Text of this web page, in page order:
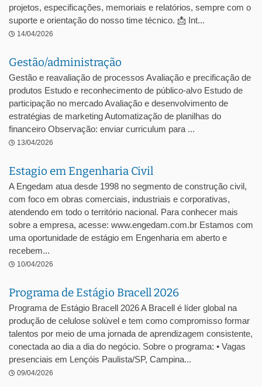
projetos, especificações, memoriais e relatórios, sempre com o
suporte e orientação do nosso time técnico. 📩 Int...
14/04/2026
Gestão/administração
Gestão e reavaliação de processos Avaliação e precificação de
produtos Estudo e reconhecimento de público-alvo Estudo de
participação no mercado Avaliação e desenvolvimento de
estratégias de marketing Automatização de planilhas do
financeiro Observação: enviar curriculum para ...
13/04/2026
Estagio em Engenharia Civil
A Engedam atua desde 1998 no segmento de construção civil,
com foco em obras comerciais, industriais e corporativas,
atendendo em todo o território nacional. Para conhecer mais
sobre a empresa, acesse: www.engedam.com.br Estamos com
uma oportunidade de estágio em Engenharia em aberto e
recebem...
10/04/2026
Programa de Estágio Bracell 2026
Programa de Estágio Bracell 2026 A Bracell é líder global na
produção de celulose solúvel e tem como compromisso formar
talentos por meio de uma jornada de aprendizagem consistente,
conectada ao dia a dia do negócio. Sobre o programa: • Vagas
presenciais em Lençóis Paulista/SP, Campina...
09/04/2026